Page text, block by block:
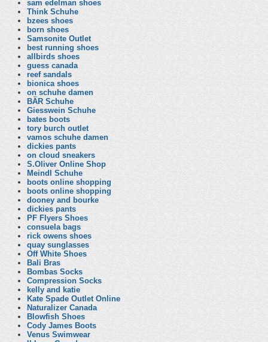
sam edelman shoes
Think Schuhe
bzees shoes
born shoes
Samsonite Outlet
best running shoes
allbirds shoes
guess canada
reef sandals
bionica shoes
on schuhe damen
BÄR Schuhe
Giesswein Schuhe
bates boots
tory burch outlet
vamos schuhe damen
dickies pants
on cloud sneakers
S.Oliver Online Shop
Meindl Schuhe
boots online shopping
boots online shopping
dooney and bourke
dickies pants
PF Flyers Shoes
consuela bags
rick owens shoes
quay sunglasses
Off White Shoes
Bali Bras
Bombas Socks
Compression Socks
kelly and katie
Kate Spade Outlet Online
Naturalizer Canada
Blowfish Shoes
Cody James Boots
Venus Swimwear